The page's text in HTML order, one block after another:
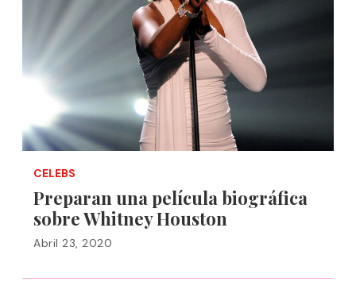
CELEBS
Preparan una película biográfica
sobre Whitney Houston
Abril 23, 2020